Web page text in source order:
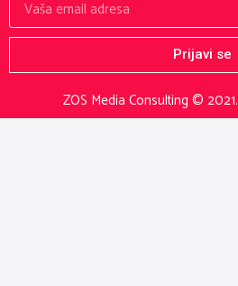
ZOS Media Consulting © 2021.
Prijavi se